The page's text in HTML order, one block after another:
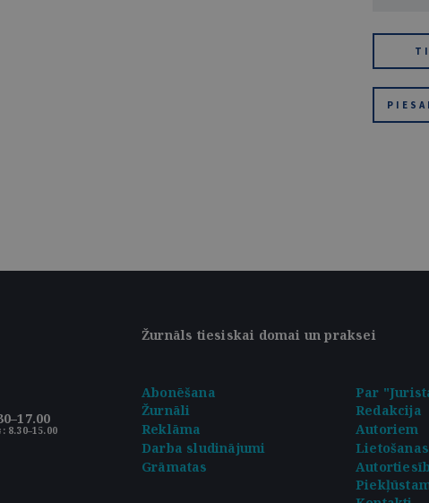
Žurnāls tiesiskai domai un praksei
Abonēšana
Par
Žurnāli
Redakcija
Reklāma
Autoriem
Darba sludinājumi
Grāmatas